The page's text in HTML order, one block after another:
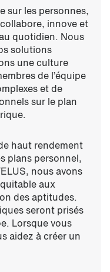
sur les personnes,
innove et
quotidien. Nous
solutions
une culture
de l’équipe
et de
sur le plan
haut rendement
plans personnel,
nous avons
aux
des aptitudes.
seront prisés
Lorsque vous
aidez à créer un